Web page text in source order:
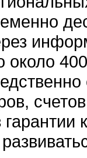
около